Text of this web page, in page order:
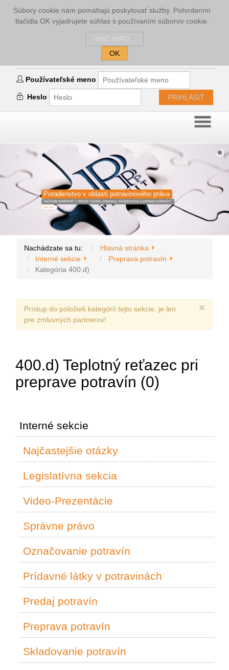
Súbory cookie nám pomáhajú poskytovať služby. Potvrdením
tlačidla OK vyjadrujete súhlas s používaním súborov cookie.
OK
Prihlásenie
Používateľské meno
Heslo PRIHLÁSIŤ
Poradenstvo v oblasti potravinového práva
Začínate podnikať v oblasti výroby, prepravy, skladovania a predaja potravín?
Viac info...
Nachádzate sa tu:
Hlavná stránka
Interné sekcie
Preprava potravín
Kategória 400.d)
×
Prístup do položiek kategórií tejto sekcie, je len
pre zmluvných partnerov!
400.d) Teplotný reťazec pri
preprave potravín (0)
Interné sekcie
Najčastejšie otázky
Legislatívna sekcia
Video-Prezentácie
Správne právo
Označovanie potravín
Prídavné látky v potravinách
Predaj potravín
Preprava potravín
Skladovanie potravín